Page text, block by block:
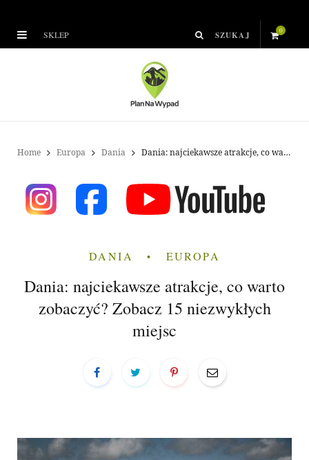
SKLEP 0
C
a
Home Europa Dania Dania: najciekawsze atrakcje, co warto zobaczyć? Zobacz 15 niezwykłych miejsc
DANIA EUROPA
Dania: najciekawsze atrakcje, co warto
zobaczyć? Zobacz 15 niezwykłych
miejsc